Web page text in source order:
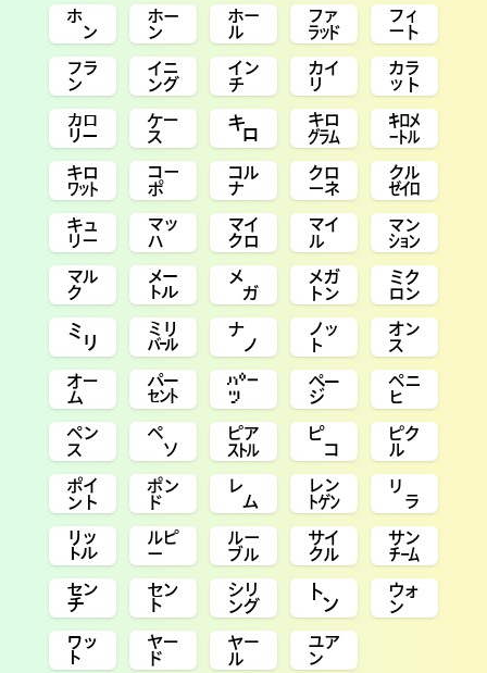
㌿
㍂ ㍁ ㌲
㌳
㌵
㌄ ㌅ ㌋
㌌
㌍
㌜ ㌔ ㌕
㌖
㌗
㌞ ㌝ ㌛
㌚
㌒
㍅ ㍃ ㍄
㍇
㍆
㍍ ㍋ ㍌
㍈
㍉
㍊ ㌨ ㌩
㌉
㌊
㌫ ㌬ ㌻
㌸
㌺
㌷ ㌮ ㌰
㌯
㌽
㍀ ㍕ ㍖
㍒
㍑
㍓ ㍔ ㌟
㌠
㌢
㌣ ㌡ ㌧
㌆
㍗
㍎ ㍏ ㍐